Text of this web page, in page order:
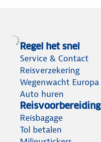
Regel het snel
Service & Contact
Reisverzekering
Wegenwacht Europa
Auto huren
Reisvoorbereiding
Reisbagage
Tol betalen